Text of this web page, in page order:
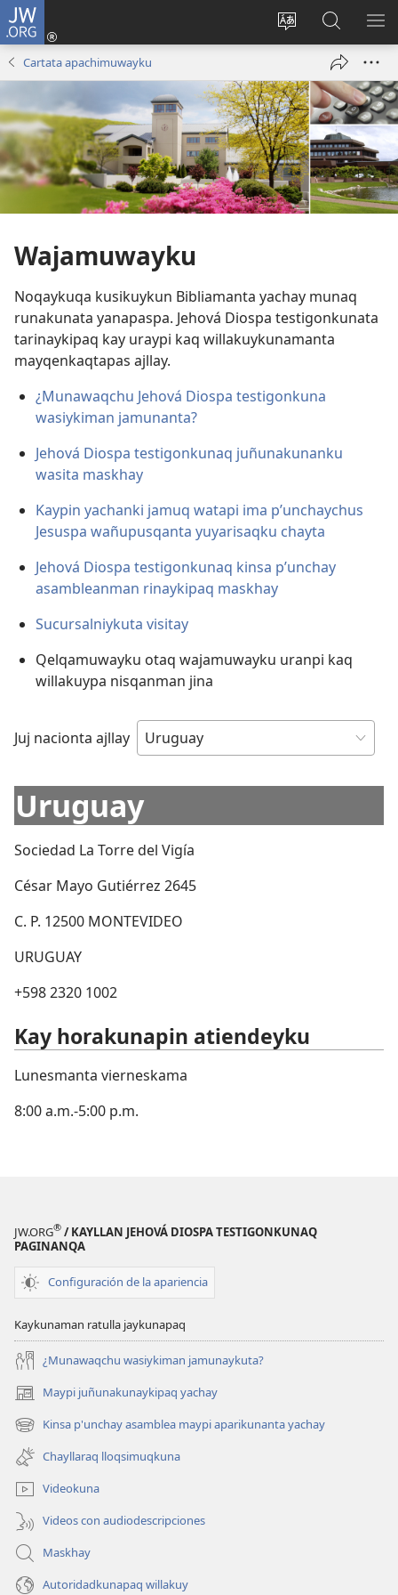
JW.ORG
Direccionpi
Sutiykiwan
jaykuy
nueva
ventana)
JW.ORG
nisqapi
maskhay
Cartata apachimuwayku
Wajamuwayku
Noqaykuqa kusikuykun Bibliamanta yachay munaq
runakunata yanapaspa. Jehová Diospa testigonkunata
tarinaykipaq kay uraypi kaq willakuykunamanta
mayqenkaqtapas ajllay.
¿Munawaqchu Jehová Diospa testigonkuna
wasiykiman jamunanta?
Jehová Diospa testigonkunaq juñunakunanku
wasita maskhay
Kaypin yachanki jamuq watapi ima p’unchaychus
Jesuspa wañupusqanta yuyarisaqku chayta
Jehová Diospa testigonkunaq kinsa p’unchay
asambleanman rinaykipaq maskhay
Sucursalniykuta visitay
Qelqamuwayku otaq wajamuwayku uranpi kaq
willakuypa nisqanman jina
Juj nacionta ajllay
Uruguay
Sociedad La Torre del Vigía
César Mayo Gutiérrez 2645
C. P. 12500 MONTEVIDEO
URUGUAY
+598 2320 1002
Kay horakunapin atiendeyku
Lunesmanta vierneskama
8:00 a.m.-5:00 p.m.
JW.ORG® / KAYLLAN JEHOVÁ DIOSPA TESTIGONKUNAQ
PAGINANQA
Configuración de la apariencia
Kaykunaman ratulla jaykunapaq
¿Munawaqchu wasiykiman jamunaykuta?
Maypi juñunakunaykipaq yachay
(abre
una
nueva
ventana)
Kinsa p'unchay asamblea maypi aparikunanta yachay
(abre
una
nueva
ventana)
Chayllaraq lloqsimuqkuna
Videokuna
Videos con audiodescripciones
Maskhay
Autoridadkunapaq willakuy